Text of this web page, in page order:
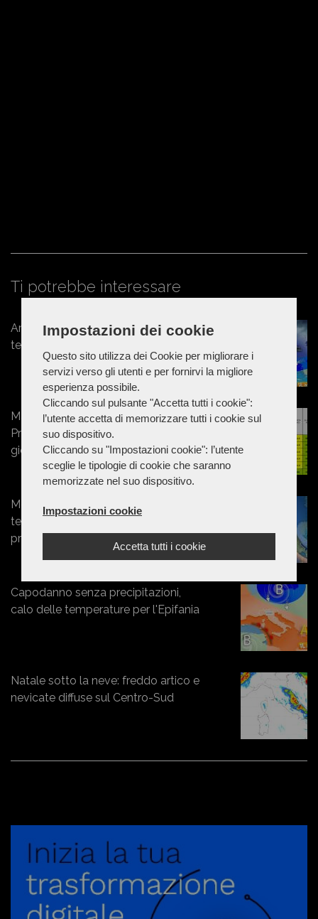
Impostazioni dei cookie
Questo sito utilizza dei Cookie per migliorare i
servizi verso gli utenti e per fornirvi la migliore
esperienza possibile.
Cliccando sul pulsante "Accetta tutti i cookie":
l’utente accetta di memorizzare tutti i cookie sul
suo dispositivo.
Cliccando su "Impostazioni cookie": l’utente
sceglie le tipologie di cookie che saranno
memorizzate nel suo dispositivo.
Impostazioni cookie
Accetta tutti i cookie
Ti potrebbe interessare
Arriva il freddo, in tre giorni crollo
termico
Marche - Vento forte: allerta della
Protezione Civile per tutta la
giornata di giovedì
Meteo. repentino calo delle
temperature da venerdì: probabili
precipitazioni
Capodanno senza precipitazioni,
calo delle temperature per l'Epifania
Natale sotto la neve: freddo artico e
nevicate diffuse sul Centro-Sud